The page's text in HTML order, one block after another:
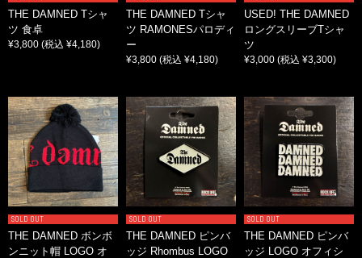
THE DAMNED Tシャ
ツ 食卓
¥3,800 (税込 ¥4,180)
THE DAMNED Tシャ
ツ RAMONESパロディ
ー
¥3,800 (税込 ¥4,180)
USED! THE DAMNED
ロングスリーブTシャ
ツ
¥3,000 (税込 ¥3,300)
SOLD OUT
THE DAMNED ボンボ
ンニット帽 LOGO オ
SOLD OUT
THE DAMNED ピンバ
ッジ Rhombus LOGO
SOLD OUT
THE DAMNED ピンバ
ッジ LOGO オフィシ